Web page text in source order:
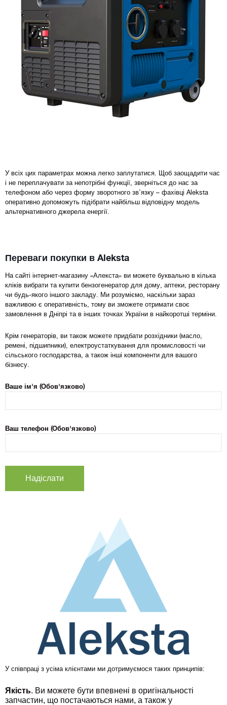
У всіх цих параметрах можна легко заплутатися. Щоб заощадити час
і не переплачувати за непотрібні функції, зверніться до нас за
телефоном або через форму зворотного зв’язку – фахівці Aleksta
оперативно допоможуть підібрати найбільш відповідну модель
альтернативного джерела енергії.
Переваги покупки в Aleksta
На сайті інтернет-магазину «Алекста» ви можете буквально в кілька
кліків вибрати та купити бензогенератор для дому, аптеки, ресторану
чи будь-якого іншого закладу. Ми розуміємо, наскільки зараз
важливою є оперативність, тому ви зможете отримати своє
замовлення в Дніпрі та в інших точках України в найкоротші терміни.
Крім генераторів, ви також можете придбати розхідники (масло,
ремені, підшипники), електроустаткування для промисловості чи
сільського господарства, а також інші компоненти для вашого
бізнесу.
Ваше ім'я (Обов'язково)
Ваш телефон (Обов'язково)
У співпраці з усіма клієнтами ми дотримуємося таких принципів:
Якість. Ви можете бути впевнені в оригінальності
запчастин, що постачаються нами, а також у